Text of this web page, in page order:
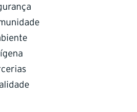
our legal name change in both
Argentina
Chile